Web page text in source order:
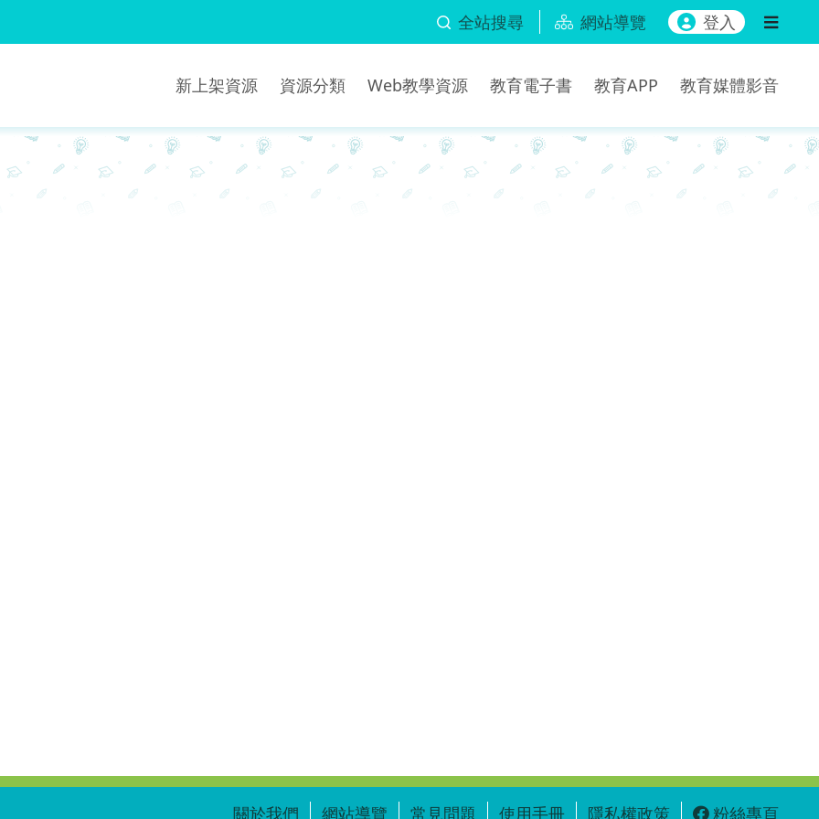
全站搜尋 網站導覽 登入
新上架資源 資源分類 Web教學資源 教育電子書 教育APP 教育媒體影音
關於我們 網站導覽 常見問題 使用手冊 隱私權政策 粉絲專頁